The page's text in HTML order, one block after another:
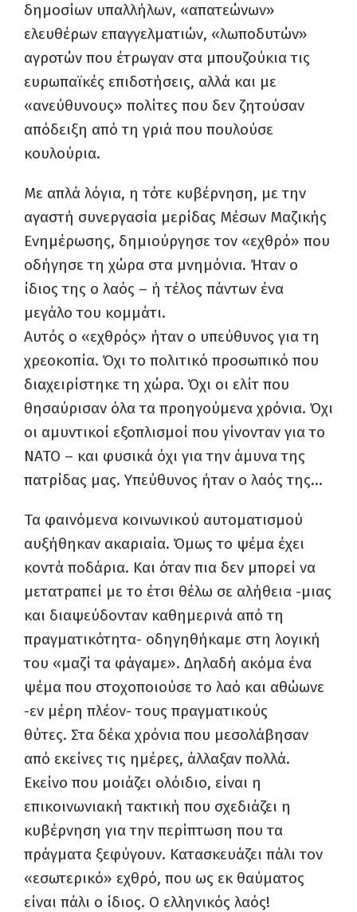
δημοσίων υπαλλήλων, «απατεώνων»
ελευθέρων επαγγελματιών, «λωποδυτών»
αγροτών που έτρωγαν στα μπουζούκια τις
ευρωπαϊκές επιδοτήσεις, αλλά και με
«ανεύθυνους» πολίτες που δεν ζητούσαν
απόδειξη από τη γριά που πουλούσε
κουλούρια.
Με απλά λόγια, η τότε κυβέρνηση, με την
αγαστή συνεργασία μερίδας Μέσων Μαζικής
Ενημέρωσης, δημιούργησε τον «εχθρό» που
οδήγησε τη χώρα στα μνημόνια. Ήταν ο
ίδιος της ο λαός – ή τέλος πάντων ένα
μεγάλο του κομμάτι.
Αυτός ο «εχθρός» ήταν ο υπεύθυνος για τη
χρεοκοπία. Όχι το πολιτικό προσωπικό που
διαχειρίστηκε τη χώρα. Όχι οι ελίτ που
θησαύρισαν όλα τα προηγούμενα χρόνια. Όχι
οι αμυντικοί εξοπλισμοί που γίνονταν για το
ΝΑΤΟ – και φυσικά όχι για την άμυνα της
πατρίδας μας. Υπεύθυνος ήταν ο λαός της…
Τα φαινόμενα κοινωνικού αυτοματισμού
αυξήθηκαν ακαριαία. Όμως το ψέμα έχει
κοντά ποδάρια. Και όταν πια δεν μπορεί να
μετατραπεί με το έτσι θέλω σε αλήθεια -μιας
και διαψεύδονταν καθημερινά από τη
πραγματικότητα- οδηγηθήκαμε στη λογική
του «μαζί τα φάγαμε». Δηλαδή ακόμα ένα
ψέμα που στοχοποιούσε το λαό και αθώωνε
-εν μέρη πλέον- τους πραγματικούς
θύτες. Στα δέκα χρόνια που μεσολάβησαν
από εκείνες τις ημέρες, άλλαξαν πολλά.
Εκείνο που μοιάζει ολόιδιο, είναι η
επικοινωνιακή τακτική που σχεδιάζει η
κυβέρνηση για την περίπτωση που τα
πράγματα ξεφύγουν. Κατασκευάζει πάλι τον
«εσωτερικό» εχθρό, που ως εκ θαύματος
είναι πάλι ο ίδιος. Ο ελληνικός λαός!